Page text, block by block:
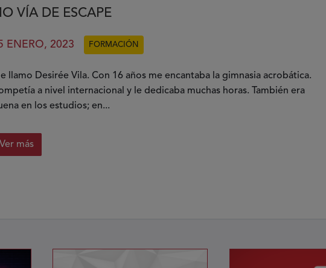
VÍA DE ESCAPE
ENERO, 2023 FORMACIÓN
llamo Desirée Vila. Con 16 años me encantaba la gimnasia acrobática.
a nivel internacional y le dedicaba muchas horas. También era
en los estudios; en...
Ver más